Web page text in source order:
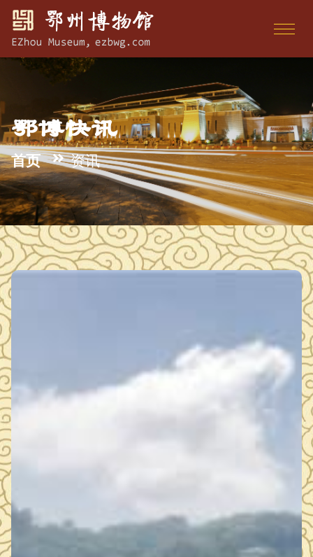
鄂博快讯
首页 资讯